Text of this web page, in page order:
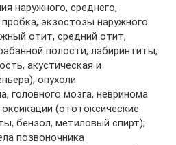
наружного, среднего,
пробка, экзостозы наружного
отит, средний отит,
полости, лабиринтиты,
акустическая и
опухоли
головного мозга, невринома
(ототоксические
бензол, метиловый спирт);
позвоночника